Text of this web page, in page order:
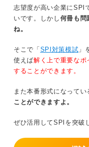
志望度が高い企業にSPI
いです。しかし 何冊も問
ね。
そこで「 SPI対策模試 」
使えば解く上で重要なポ
することができます。
また本番形式になって
ことができますよ。
ぜひ活用してSPIを突破